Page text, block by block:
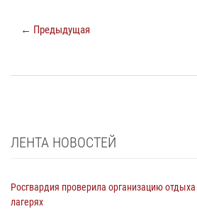
← Предыдущая
ЛЕНТА НОВОСТЕЙ
Росгвардия проверила организацию отдыха
лагерях